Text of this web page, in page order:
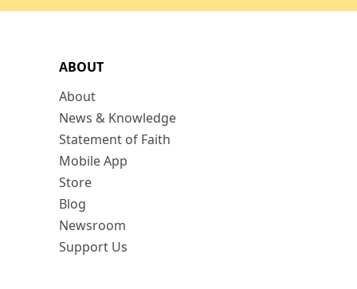
ABOUT
About
News & Knowledge
Statement of Faith
Mobile App
Store
Blog
Newsroom
Support Us